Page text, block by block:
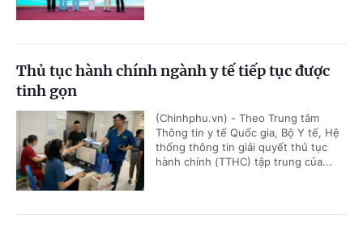
Thủ tục hành chính ngành y tế tiếp tục được
tinh gọn
(Chinhphu.vn) - Theo Trung tâm
Thông tin y tế Quốc gia, Bộ Y tế, Hệ
thống thông tin giải quyết thủ tục
hành chính (TTHC) tập trung của...